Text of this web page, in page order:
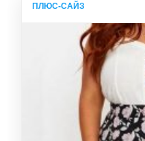
ПЛЮС-САЙЗ